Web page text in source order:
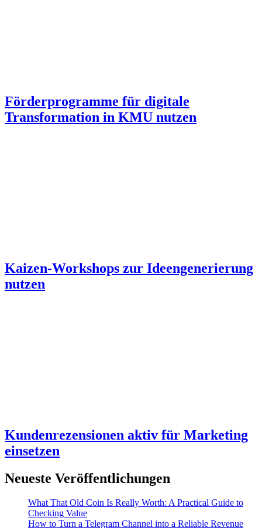
Förderprogramme für digitale
Transformation in KMU nutzen
Kaizen-Workshops zur Ideengenerierung
nutzen
Kundenrezensionen aktiv für Marketing
einsetzen
Neueste Veröffentlichungen
What That Old Coin Is Really Worth: A Practical Guide to
Checking Value
How to Turn a Telegram Channel into a Reliable Revenue